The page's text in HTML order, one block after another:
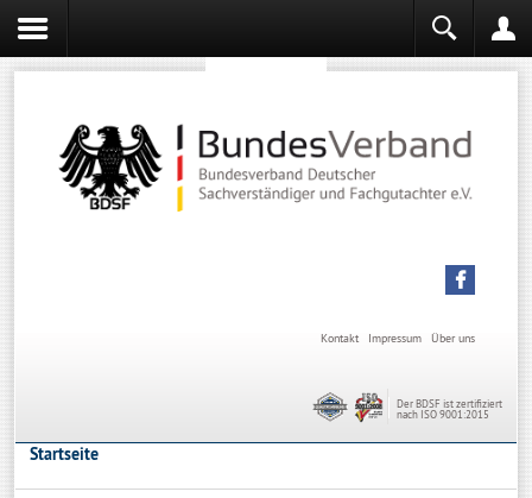
Über uns
Impressum
Kontakt
Der BDSF ist zertifiziert
nach ISO 9001:2015
Startseite